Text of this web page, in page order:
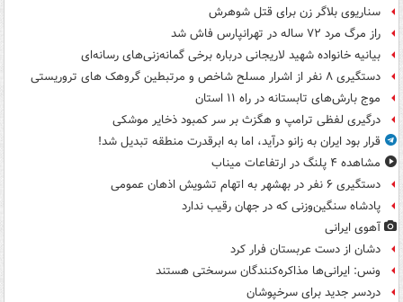
سناریوی بلاگر زن برای قتل شوهرش
راز مرگ مرد ۷۲ ساله در تهرانپارس فاش شد
بیانیه خانواده شهید لاریجانی درباره برخی گمانه‌زنی‌های رسانه‌ای
دستگیری ۸ نفر از اشرار مسلح شاخص و مرتبطین گروهک های تروریستی
موج بارش‌های تابستانه در راه ۱۱ استان
درگیری لفظی ترامپ و هگزث بر سر کمبود ذخایر موشکی
قرار بود ایران به زانو درآید، اما به ابرقدرت منطقه تبدیل شد!
مشاهده ۴ پلنگ در ارتفاعات میناب
دستگیری ۶ نفر در بهشهر به اتهام تشویش اذهان عمومی
پادشاه سنگین‌وزنی که در جهان رقیب ندارد
آهوی ایرانی
دشان از دست عربستان فرار کرد
ونس: ایرانی‌ها مذاکره‌کنندگان سرسختی هستند
دردسر جدید برای سرخپوشان